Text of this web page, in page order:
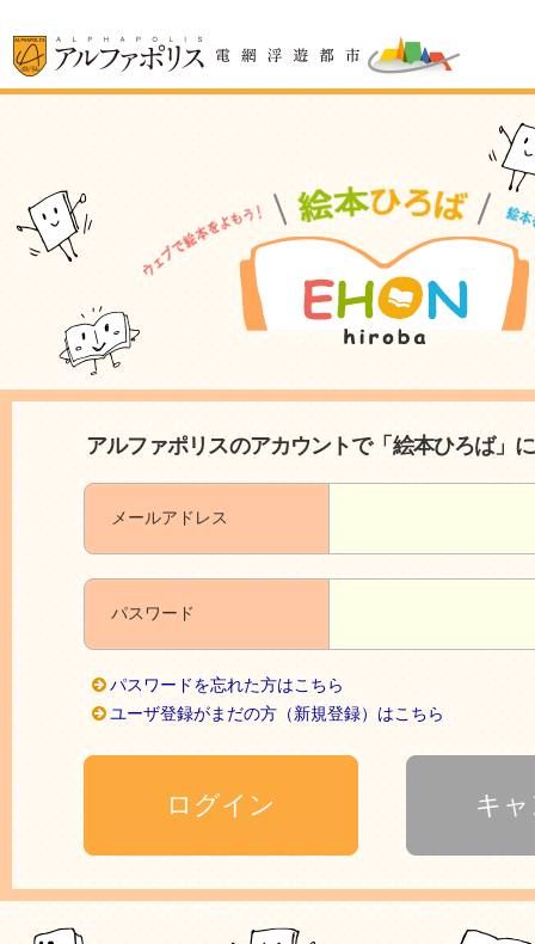
アルファポリスのアカウントで「絵本ひろば」
メールアドレス
パスワード
パスワードを忘れた方はこちら
ユーザ登録がまだの方（新規登録）はこちら